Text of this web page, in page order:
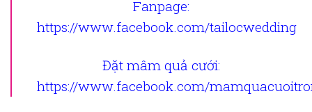
Fanpage:
https://www.facebook.com/tailocwedding
Đặt mâm quả cưới:
https://www.facebook.com/